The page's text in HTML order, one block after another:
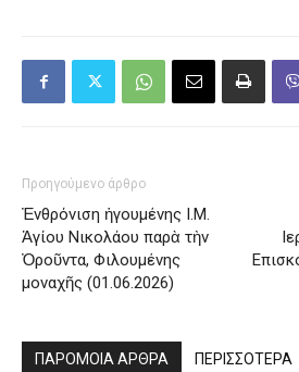
Προηγούμενο άρθρο
Ἐνθρόνιση ἡγουμένης Ι.Μ.
Ἁγίου Νικολάου παρὰ τὴν
Ὀροῦντα, Φιλουμένης
μοναχῆς (01.06.2026)
ΠΑΡΟΜΟΙΑ ΑΡΘΡΑ ΠΕΡΙΣΣΟΤΕΡΑ